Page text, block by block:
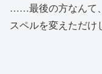
……最後の方なんて
スペルを変えただけ